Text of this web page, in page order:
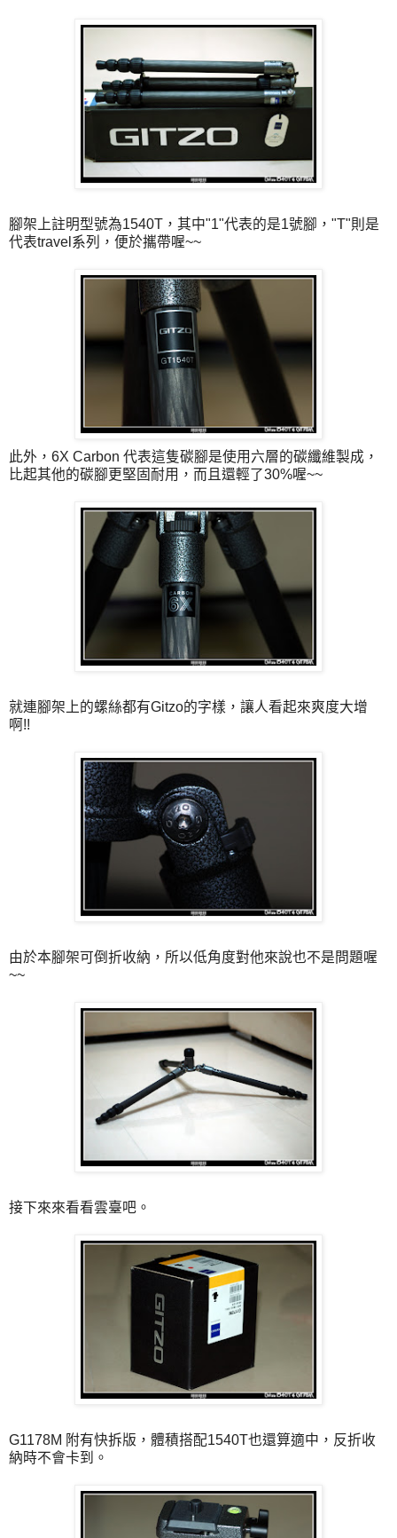
腳架上註明型號為1540T，其中"1"代表的是1號腳，"T"則是
代表travel系列，便於攜帶喔~~
此外，6X Carbon 代表這隻碳腳是使用六層的碳纖維製成，
比起其他的碳腳更堅固耐用，而且還輕了30%喔~~
就連腳架上的螺絲都有Gitzo的字樣，讓人看起來爽度大增
啊!!
由於本腳架可倒折收納，所以低角度對他來說也不是問題喔
~~
接下來來看看雲臺吧。
G1178M 附有快拆版，體積搭配1540T也還算適中，反折收
納時不會卡到。